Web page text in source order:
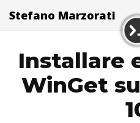
Stefano Marzorati
Installare
WinGet